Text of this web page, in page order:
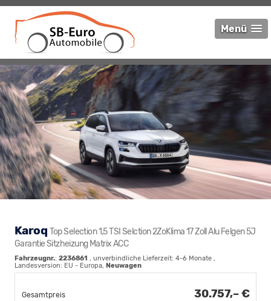
Menü
Karoq Top Selection 1,5 TSI Selction 2ZoKlima 17 Zoll Alu Felgen 5J
Garantie Sitzheizung Matrix ACC
Fahrzeugnr.: 2236861 , unverbindliche Lieferzeit: 4-6 Monate ,
Landesversion: EU - Europa, Neuwagen
Gesamtpreis 30.757,– €